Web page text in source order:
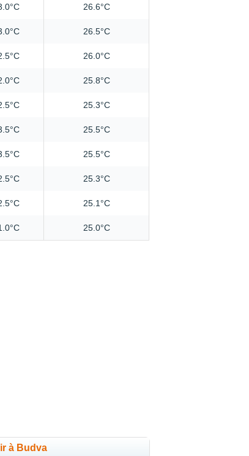
26.6°C
26.5°C
26.0°C
25.8°C
25.3°C
25.5°C
25.5°C
25.3°C
25.1°C
25.0°C
à Budva